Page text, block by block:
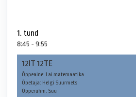
1. tund
8:45 - 9:55
12IT 12TE
Õppeaine: Lai matemaatika
Õpetaja: Helgi Suurmets
Õpperühm: Suu